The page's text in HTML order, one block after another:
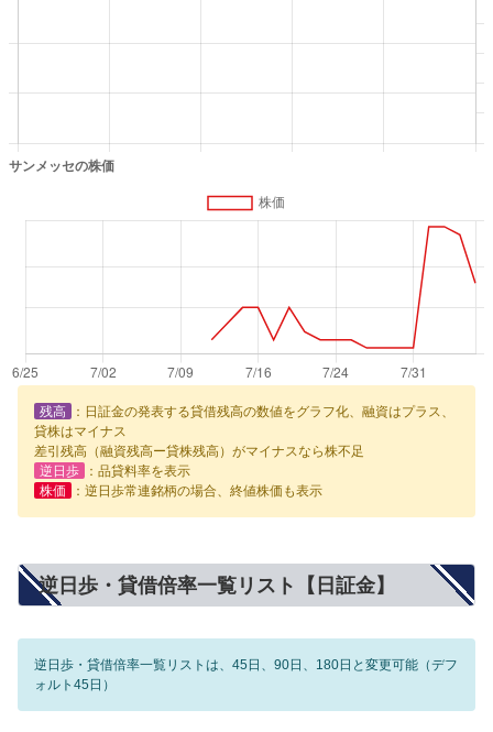
残高
：日証金の発表する貸借残高の数値をグラフ化、融資はプラス、
貸株はマイナス
差引残高（融資残高ー貸株残高）がマイナスなら株不足
逆日歩
：品貸料率を表示
株価
：逆日歩常連銘柄の場合、終値株価も表示
逆日歩・貸借倍率一覧リスト【日証金】
逆日歩・貸借倍率一覧リストは、45日、90日、180日と変更可能（デフ
ォルト45日）